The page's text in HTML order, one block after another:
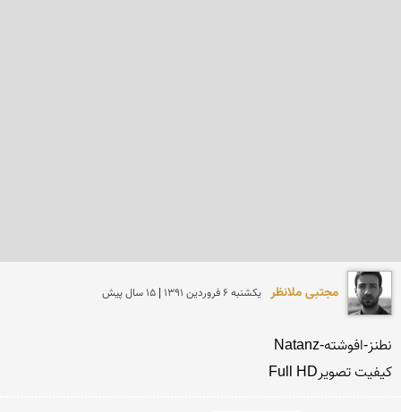
مجتبی ملانظر يكشنبه 6 فروردين 1391 | 15 سال پیش
کیفیت تصویرFull HD